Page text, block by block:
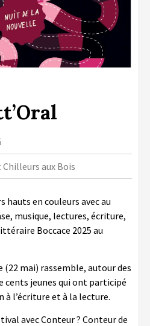
LA COPIE PRIVÉE
NUMÉRIQUE
LA CULTURE AVEC LA COPIE
aux Bois
hauts en couleurs avec au
musique, lectures, écriture,
Boccace 2025 au
(22 mai) rassemble, autour des
cents jeunes qui ont participé
à l’écriture et à la lecture.
avec Conteur ? Conteur de